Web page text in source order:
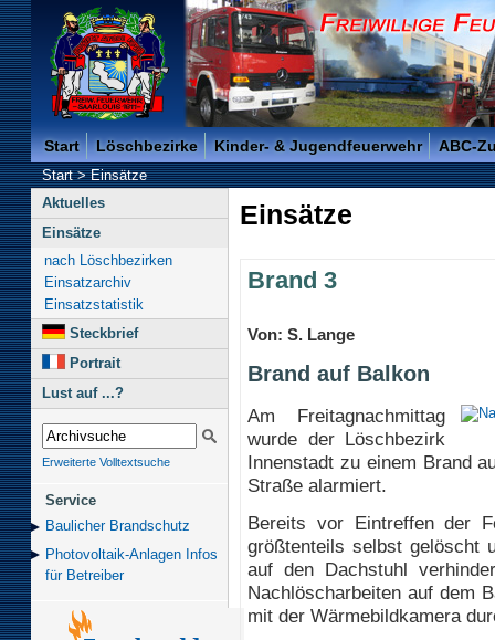
Freiwillige Feuerwehr der Kreisstadt Saarlouis -
Start Löschbezirke Kinder- & Jugendfeuerwehr ABC-
Start>Einsätze
Aktuelles
Einsätze
nach Löschbezirken
Einsatzarchiv
Einsatzstatistik
Steckbrief
Portrait
Lust auf ...?
Erweiterte Volltextsuche
Service
Baulicher Brand­schutz
Photovoltaik-Anlagen Infos
für Betreiber
Einsätze
Brand 3
Von: S. Lange
Brand auf Balkon
Am Freitagnachmittag
wurde der Löschbezirk
Innenstadt zu einem Brand
Straße alarmiert.
Bereits vor Eintreffen der
größtenteils selbst gelöscht
auf den Dachstuhl
Nachlöscharbeiten auf dem
mit der Wärmebildkamera